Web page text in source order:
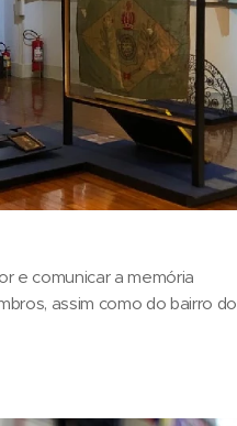
e comunicar a memória
assim como do bairro do